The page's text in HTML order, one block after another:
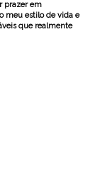
prazer em
meu estilo de vida e
que realmente